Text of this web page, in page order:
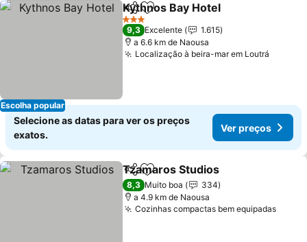
Escolha popular
PartilharAdicionar aos favoritos
Kythnos Bay Hotel
3 Estrelas
9,3 Excelente
1.615
a 6.6 km de Naousa
Localização à beira-mar em Loutrá
Selecione as datas para ver os preços
exatos.
Ver preços
PartilharAdicionar aos favoritos
Tzamaros Studios
8,3 Muito boa
334
a 4.9 km de Naousa
Cozinhas compactas bem equipadasVer